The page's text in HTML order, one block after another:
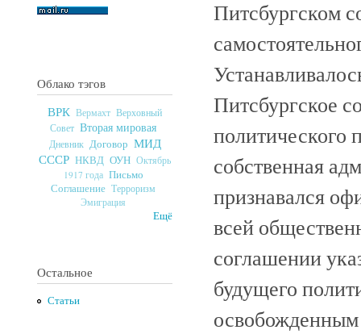
Облако тэгов
ВРК Вермахт Верховный
Совет Вторая мировая
Дневник Договор МИД
СССР НКВД ОУН Октябрь
1917 года Письмо
Соглашение Терроризм
Эмиграция
Ещё
Остальное
Статьи
Питсбургском
Питсбургское
политического
собственная
признавался
всей
соглашении
будущего